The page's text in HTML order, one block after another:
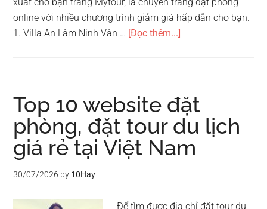
online với nhiều chương trình giảm giá hấp dẫn cho bạn.
1. Villa An Lâm Ninh Vân … [Đọc thêm...]
nổi
tiếng
nhất
ở
Việt
Top 10 website đặt
phòng, đặt tour du lịch
giá rẻ tại Việt Nam
30/07/2026 by 10Hay
Để tìm được địa chỉ đặt tour du